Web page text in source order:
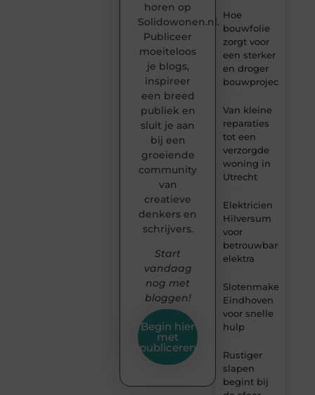
Hoe
bouwfolie
zorgt voor
een sterker
en droger
bouwproject
Van kleine
reparaties
tot een
verzorgde
woning in
Utrecht
Elektricien
Hilversum
voor
betrouwbare
elektra
Slotenmaker
Eindhoven
voor snelle
hulp
Rustiger
slapen
begint bij
horen op
Solidowonen.nl.
Publiceer
moeiteloos
je blogs,
inspireer
een breed
publiek en
sluit je aan
bij een
groeiende
community
van
creatieve
denkers en
schrijvers.
Start
vandaag
nog met
bloggen!
Begin hier
met
publiceren